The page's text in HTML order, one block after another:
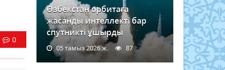
0
Өзбекстан орбитаға
жасанды интеллекті бар
спутникті ұшырды
05 тамыз 2026 ж. 87